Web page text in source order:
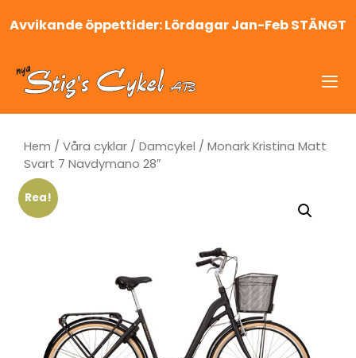
tillAvvikande öppettider: Lördagar Jan-Feb STÄNGT
Hem / Våra cyklar / Damcykel / Monark Kristina Matt
Svart 7 Navdymano 28″
Rea!